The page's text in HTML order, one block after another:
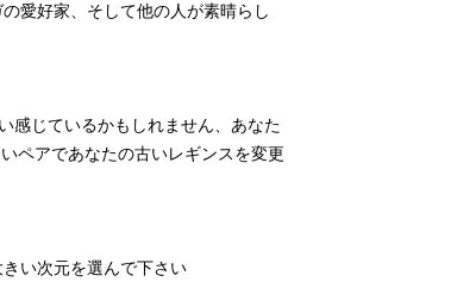
愛好家、そして他の人が素晴らし
感じているかもしれません、あなた
ペアであなたの古いレギンスを変更
い次元を選んで下さい